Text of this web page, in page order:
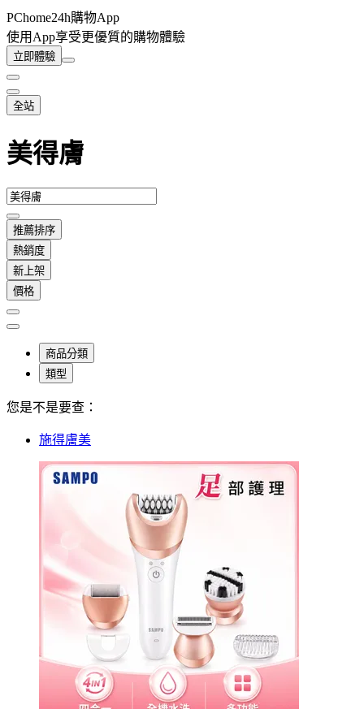
PChome24h購物App
使用App享受更優質的購物體驗
立即體驗
全站
美得膚
推薦排序
熱銷度
新上架
價格
商品分類
類型
您是不是要查：
施得膚美